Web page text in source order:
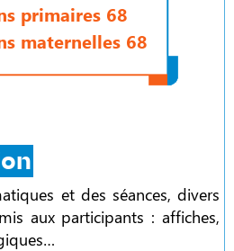
primaires 68
maternelles 68
et des séances, divers
aux participants : affiches,